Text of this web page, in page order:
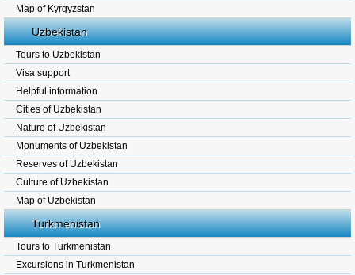
Map of Kyrgyzstan
Uzbekistan
Tours to Uzbekistan
Visa support
Helpful information
Cities of Uzbekistan
Nature of Uzbekistan
Monuments of Uzbekistan
Reserves of Uzbekistan
Culture of Uzbekistan
Map of Uzbekistan
Turkmenistan
Tours to Turkmenistan
Excursions in Turkmenistan